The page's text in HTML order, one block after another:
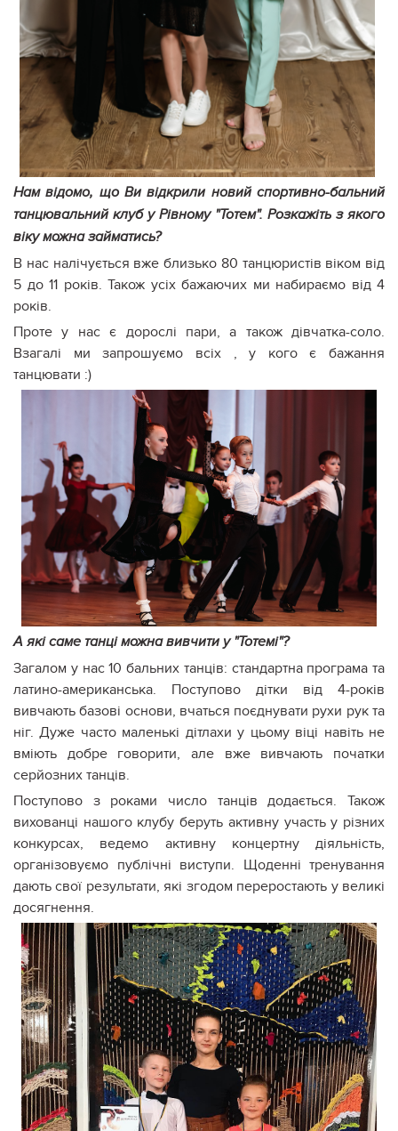
Нам відомо, що Ви відкрили новий спортивно-бальний
танцювальний клуб у Рівному "Тотем". Розкажіть з якого
віку можна займатись?
В нас налічується вже близько 80 танцюристів віком від
5 до 11 років. Також усіх бажаючих ми набираємо від 4
років.
Проте у нас є дорослі пари, а також дівчатка-соло.
Взагалі ми запрошуємо всіх , у кого є бажання
танцювати :)
А які саме танці можна вивчити у "Тотемі"?
Загалом у нас 10 бальних танців: стандартна програма та
латино-американська. Поступово дітки від 4-років
вивчають базові основи, вчаться поєднувати рухи рук та
ніг. Дуже часто маленькі дітлахи у цьому віці навіть не
вміють добре говорити, але вже вивчають початки
серйозних танців.
Поступово з роками число танців додається. Також
вихованці нашого клубу беруть активну участь у різних
конкурсах, ведемо активну концертну діяльність,
організовуємо публічні виступи. Щоденні тренування
дають свої результати, які згодом переростають у великі
досягнення.